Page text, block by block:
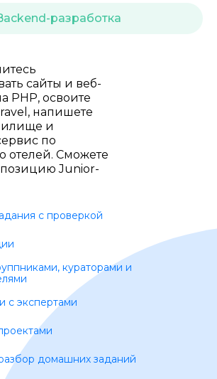
разработка
сайты и веб-
PHP, освоите
напишете
и
по
отелей. Сможете
позицию Junior-
c проверкой
кураторами и
с экспертами
домашних заданий
обучения *
организации *